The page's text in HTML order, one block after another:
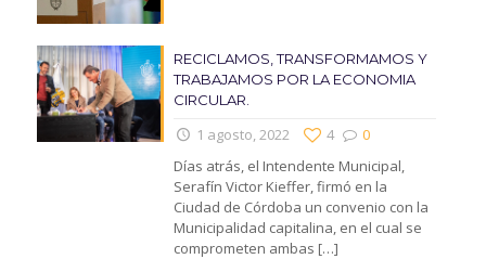
RECICLAMOS, TRANSFORMAMOS Y
TRABAJAMOS POR LA ECONOMIA
CIRCULAR.
1 agosto, 2022 0
4
Días atrás, el Intendente Municipal,
Serafín Victor Kieffer, firmó en la
Ciudad de Córdoba un convenio con la
Municipalidad capitalina, en el cual se
comprometen ambas […]